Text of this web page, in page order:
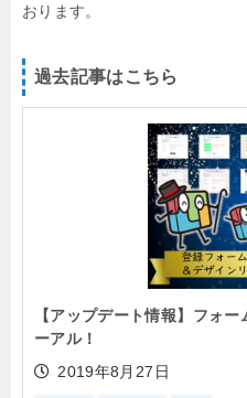
おります。
過去記事はこちら
【アップデート情報】フォ
ーアル！
2019年8月27日